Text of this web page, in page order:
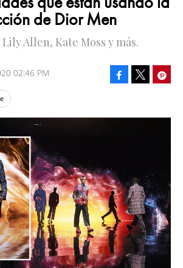
de Dior Men
Allen, Kate Moss y más.
02:46 PM Facebook